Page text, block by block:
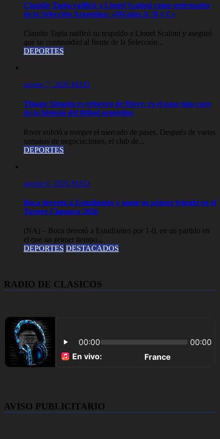
Claudio Tapia ratificó a Lionel Scaloni como entrenador
de la Selección Argentina: «Mi plan A, B y C»
Claudio Tapia ratificó su respaldo a Lionel Scaloni y aseguró
que su continuidad al frente de la Selección...
DEPORTES
agosto 7, 2026 MAD
Thiago Almada es refuerzo de River: es el pase más caro
de la historia del fútbol argentino
River volvió a romper el mercado de pases. Después de varias
semanas de negociaciones, el club de...
DEPORTES
agosto 6, 2026 MAD
Boca derrotó a Estudiantes y sumó su primer triunfo en el
Torneo Clausura 2026
(NA) – Boca derrotó a Estudiantes por 1-0, en un partido en
el que un primer tiempo...
DEPORTES DESTACADOS
RADIO DE CLASICOS
AVISO PUBLICITARIO